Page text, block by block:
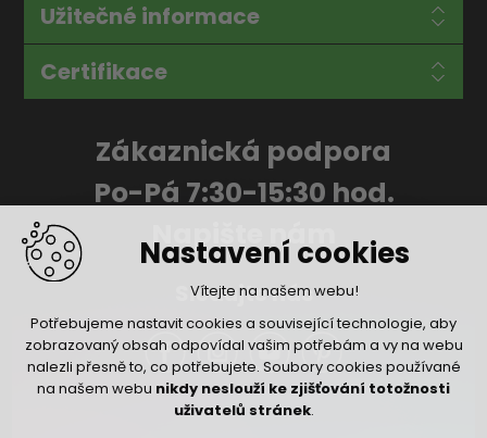
Nastavení cookies
Vítejte na našem webu!
Potřebujeme nastavit cookies a související technologie, aby
zobrazovaný obsah odpovídal vašim potřebám a vy na webu
nalezli přesně to, co potřebujete. Soubory cookies používané
na našem webu nikdy neslouží ke zjišťování totožnosti
uživatelů stránek.
Užitečné informace
Certifikace
Zákaznická podpora
Po-Pá 7:30-15:30 hod.
Napište nám
Sledujte nás